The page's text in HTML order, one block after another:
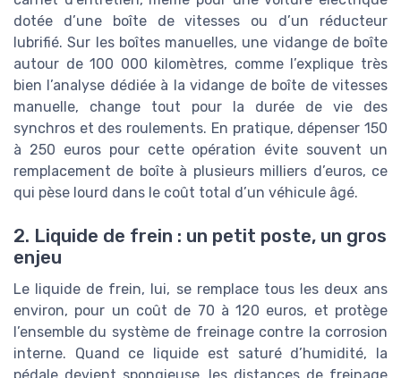
dotée d’une boîte de vitesses ou d’un réducteur
lubrifié. Sur les boîtes manuelles, une vidange de boîte
autour de 100 000 kilomètres, comme l’explique très
bien l’analyse dédiée à la vidange de boîte de vitesses
manuelle, change tout pour la durée de vie des
synchros et des roulements. En pratique, dépenser 150
à 250 euros pour cette opération évite souvent un
remplacement de boîte à plusieurs milliers d’euros, ce
qui pèse lourd dans le coût total d’un véhicule âgé.
2. Liquide de frein : un petit poste, un gros
enjeu
Le liquide de frein, lui, se remplace tous les deux ans
environ, pour un coût de 70 à 120 euros, et protège
l’ensemble du système de freinage contre la corrosion
interne. Quand ce liquide est saturé d’humidité, la